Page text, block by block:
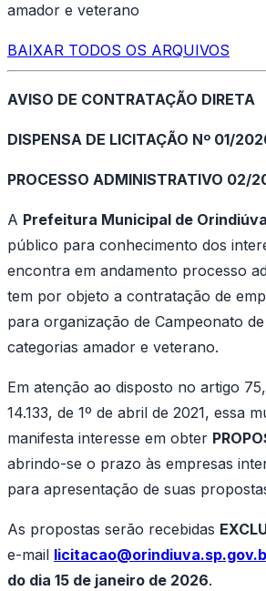
amador e veterano
BAIXAR TODOS OS ARQUIVOS
AVISO DE CONTRATAÇÃO DIRETA
DISPENSA DE LICITAÇÃO Nº 01/
PROCESSO ADMINISTRATIVO 02/
A Prefeitura Municipal de Orindiúva
público para conhecimento dos
encontra em andamento processo
tem por objeto a contratação de
para organização de Campeonato
categorias amador e veterano.
Em atenção ao disposto no artigo
14.133, de 1º de abril de 2021, essa
manifesta interesse em obter
abrindo-se o prazo às empresas
para apresentação de suas
As propostas serão recebidas
e-mail
do dia 15 de janeiro de 2026.